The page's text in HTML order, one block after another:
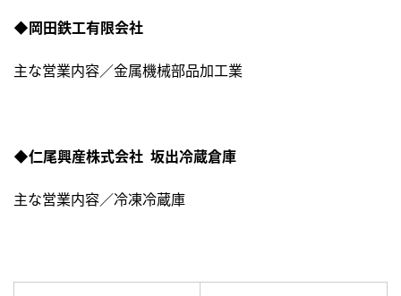
◆岡田鉄工有限会社
主な営業内容／金属機械部品加工業
◆仁尾興産株式会社 坂出冷蔵倉庫
主な営業内容／冷凍冷蔵庫